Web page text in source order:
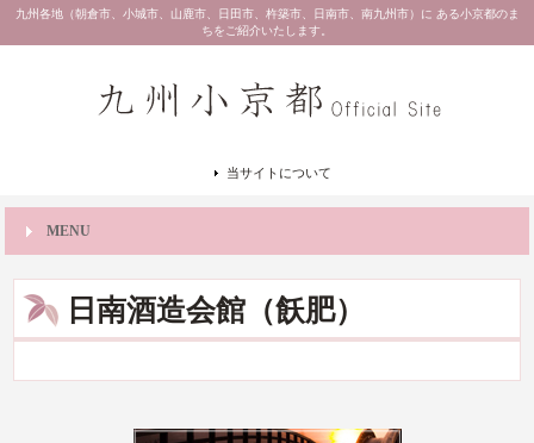
九州各地（朝倉市、小城市、山鹿市、日田市、杵築市、日南市、南九州市）に ある小京都のま
ちをご紹介いたします。
当サイトについて
MENU
日南酒造会館（飫肥）